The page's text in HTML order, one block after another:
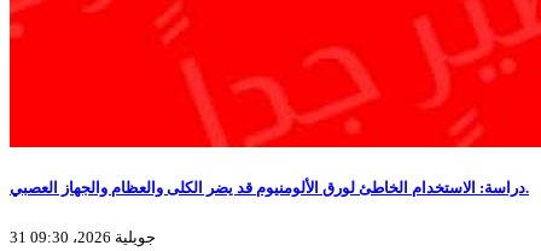
دراسة: الاستخدام الخاطئ لورق الألومنيوم قد يضر الكلى والعظام والجهاز العصبي.
31 جويلية 2026، 09:30